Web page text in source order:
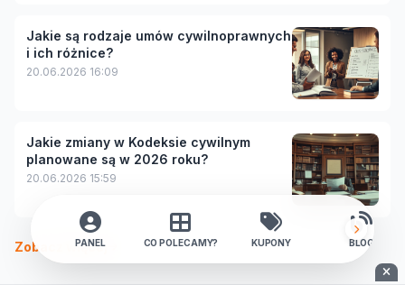
Jakie są rodzaje umów cywilnoprawnych
i ich różnice?
20.06.2026 16:09
Jakie zmiany w Kodeksie cywilnym
planowane są w 2026 roku?
20.06.2026 15:59
Zobacz więcej
PANEL CO POLECAMY? KUPONY BLOG